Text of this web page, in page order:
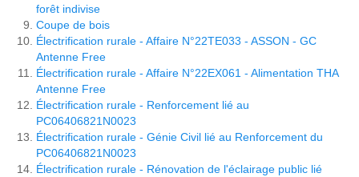
forêt indivise
Coupe de bois
Électrification rurale - Affaire N°22TE033 - ASSON - GC
Antenne Free
Électrification rurale - Affaire N°22EX061 - Alimentation THA
Antenne Free
Électrification rurale - Renforcement lié au
PC06406821N0023
Électrification rurale - Génie Civil lié au Renforcement du
PC06406821N0023
Électrification rurale - Rénovation de l'éclairage public lié